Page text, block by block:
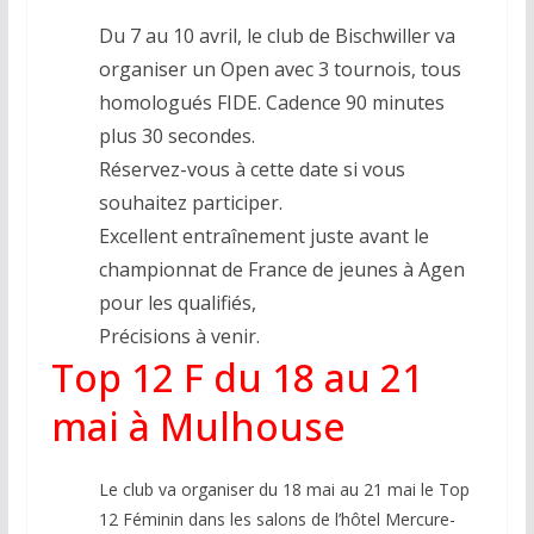
Du 7 au 10 avril, le club de Bischwiller va
organiser un Open avec 3 tournois, tous
homologués FIDE. Cadence 90 minutes
plus 30 secondes.
Réservez-vous à cette date si vous
souhaitez participer.
Excellent entraînement juste avant le
championnat de France de jeunes à Agen
pour les qualifiés,
Précisions à venir.
Top 12 F du 18 au 21
mai à Mulhouse
Le club va organiser du 18 mai au 21 mai le Top
12 Féminin dans les salons de l’hôtel Mercure-